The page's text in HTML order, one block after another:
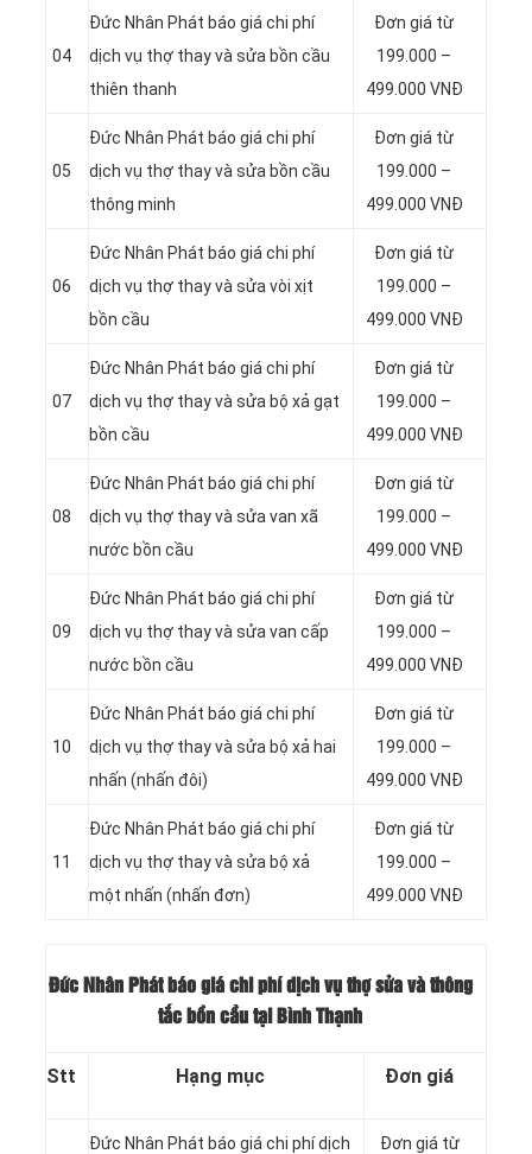
04
Đức Nhân Phát báo giá chi phí
dịch vụ thợ thay và sửa bồn cầu
thiên thanh
Đơn giá từ
199.000 –
499.000 VNĐ
05
Đức Nhân Phát báo giá chi phí
dịch vụ thợ thay và sửa bồn cầu
thông minh
Đơn giá từ
199.000 –
499.000 VNĐ
06
Đức Nhân Phát báo giá chi phí
dịch vụ thợ thay và sửa vòi xịt
bồn cầu
Đơn giá từ
199.000 –
499.000 VNĐ
07
Đức Nhân Phát báo giá chi phí
dịch vụ thợ thay và sửa bộ xả gạt
bồn cầu
Đơn giá từ
199.000 –
499.000 VNĐ
08
Đức Nhân Phát báo giá chi phí
dịch vụ thợ thay và sửa van xã
nước bồn cầu
Đơn giá từ
199.000 –
499.000 VNĐ
09
Đức Nhân Phát báo giá chi phí
dịch vụ thợ thay và sửa van cấp
nước bồn cầu
Đơn giá từ
199.000 –
499.000 VNĐ
10
Đức Nhân Phát báo giá chi phí
dịch vụ thợ thay và sửa bộ xả hai
nhấn (nhấn đôi)
Đơn giá từ
199.000 –
499.000 VNĐ
11
Đức Nhân Phát báo giá chi phí
dịch vụ thợ thay và sửa bộ xả
một nhấn (nhấn đơn)
Đơn giá từ
199.000 –
499.000 VNĐ
Đức Nhân Phát báo giá chi phí dịch vụ thợ sửa và thông
tắc bồn cầu tại Bình Thạnh
Stt Hạng mục Đơn giá
Đức Nhân Phát báo giá chi phí dịch
Đơn giá từ